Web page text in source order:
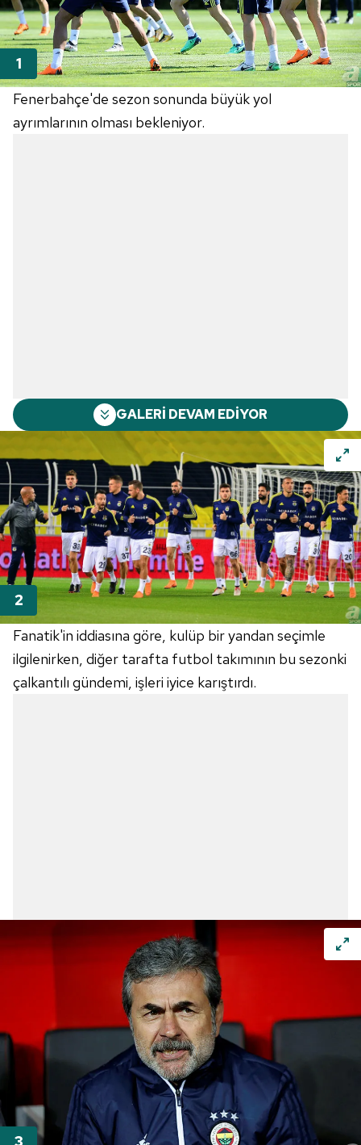
Fenerbahçe'de sezon sonunda büyük yol
ayrımlarının olması bekleniyor.
GALERİ DEVAM EDİYOR
Fanatik'in iddiasına göre, kulüp bir yandan seçimle
ilgilenirken, diğer tarafta futbol takımının bu sezonki
çalkantılı gündemi, işleri iyice karıştırdı.